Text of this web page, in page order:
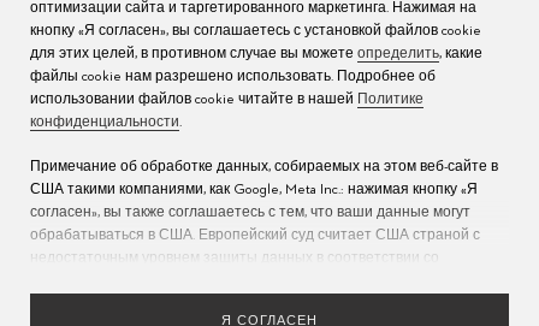
Вакансии
Пресс
оптимизации сайта и таргетированного маркетинга. Нажимая на
кнопку «Я согласен», вы соглашаетесь с установкой файлов cookie
для этих целей, в противном случае вы можете определить, какие
файлы cookie нам разрешено использовать. Подробнее об
использовании файлов cookie читайте в нашей
Политике
конфиденциальности.
Примечание об обработке данных, собираемых на этом веб-сайте в
США такими компаниями, как Google, Meta Inc.: нажимая кнопку «Я
согласен», вы также соглашаетесь с тем, что ваши данные могут
обрабатываться в США. Европейский суд считает США страной с
недостаточным уровнем защиты данных в соответствии со
Я СОГЛАСЕН